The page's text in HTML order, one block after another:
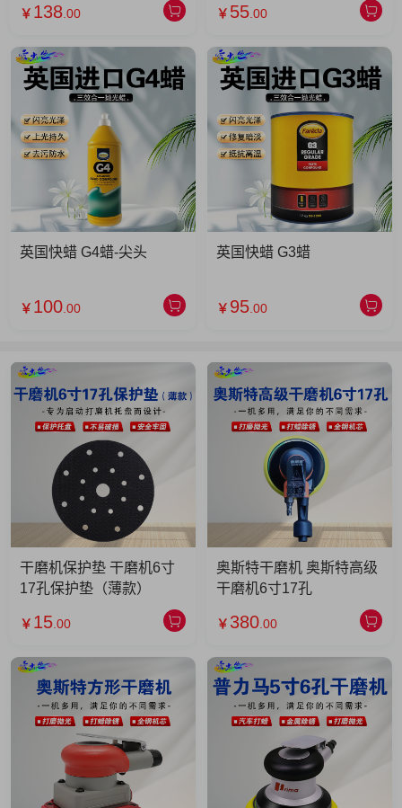
￥ 138 .00 ￥ 55 .00
英国快蜡 G4蜡-尖头
￥ 100 .00
英国快蜡 G3蜡
￥ 95 .00
干磨机保护垫 干磨机6寸
17孔保护垫（薄款）
￥ 15 .00
奥斯特干磨机 奥斯特高级
干磨机6寸17孔
￥ 380 .00